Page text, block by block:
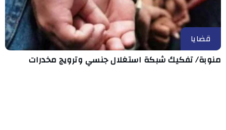
قضايا
منوبة/ تفكيك شبكة استغلال جنسي وترويج مخدرات